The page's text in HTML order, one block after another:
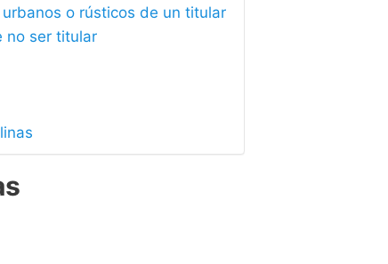
o rústicos de un titular
no ser titular